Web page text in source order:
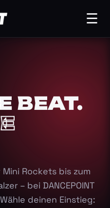
☰
BEAT.
Rockets bis zum
– bei DANCEPOINT
deinen Einstieg: